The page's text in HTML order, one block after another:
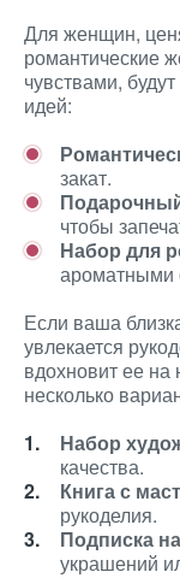
Для женщин,
романтические
чувствами,
идей:
закат.
чтобы
Набор для
ароматными
Если ваша
увлекается
вдохновит ее
несколько
Набор
качества.
Книга с
рукоделия.
Подписка
украшений